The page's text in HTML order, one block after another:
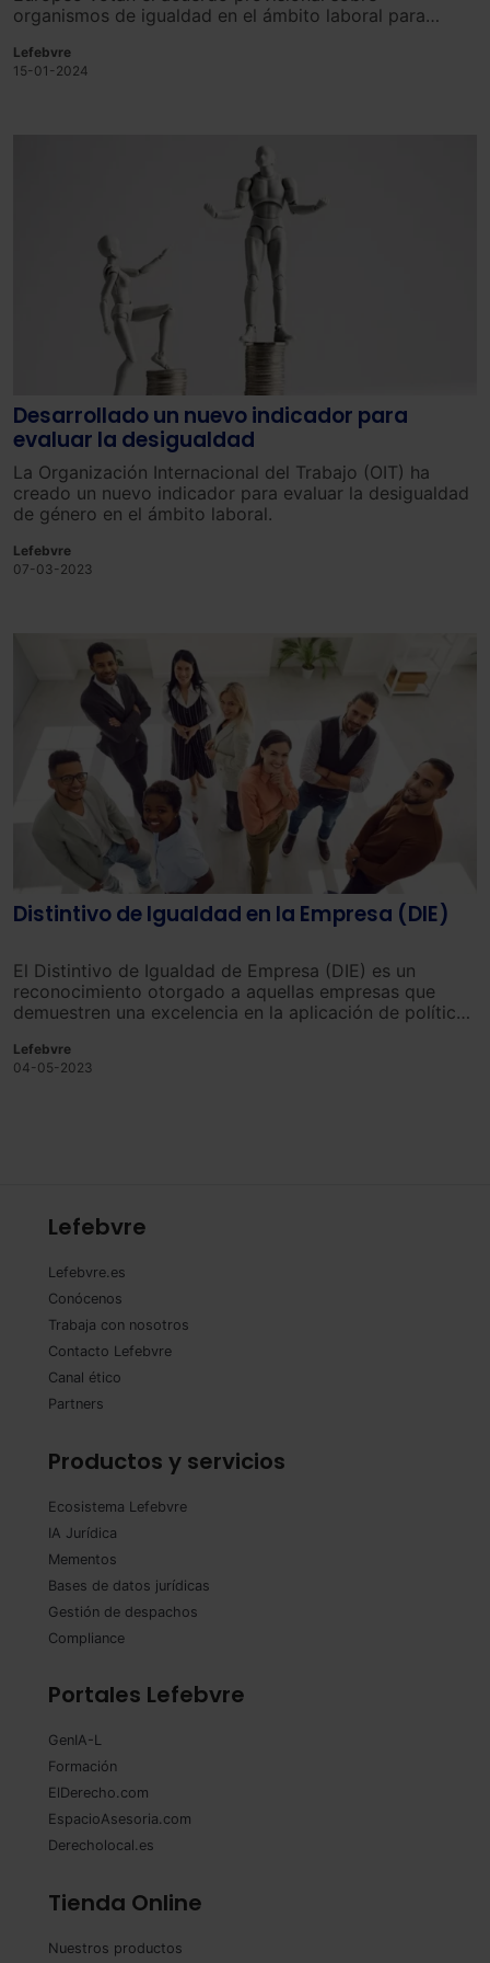
organismos de igualdad en el ámbito laboral para
ymujeres
Lefebvre
15-01-2024
Desarrollado un nuevo indicador para
evaluar la desigualdad
La Organización Internacional del Trabajo (OIT) ha
creado un nuevo indicador para evaluar la desigualdad
de género en el ámbito laboral.
Lefebvre
07-03-2023
Distintivo de Igualdad en la Empresa (DIE)
El Distintivo de Igualdad de Empresa (DIE) es un
reconocimiento otorgado a aquellas empresas que
demuestren una excelencia en la aplicación de políticas
trabajadoras y trabajadores.
Lefebvre
04-05-2023
Lefebvre
Lefebvre.es
Conócenos
Trabaja con nosotros
Contacto Lefebvre
Canal ético
Partners
Productos y servicios
Ecosistema Lefebvre
IA Jurídica
Mementos
Bases de datos jurídicas
Gestión de despachos
Compliance
Portales Lefebvre
GenIA-L
Formación
ElDerecho.com
EspacioAsesoria.com
Derecholocal.es
Tienda Online
Nuestros productos